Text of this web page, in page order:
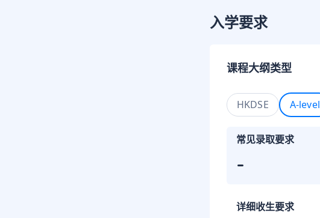
入学要求
课程大纲类型
HKDSE A-level
常见录取要求
-
详细收生要求